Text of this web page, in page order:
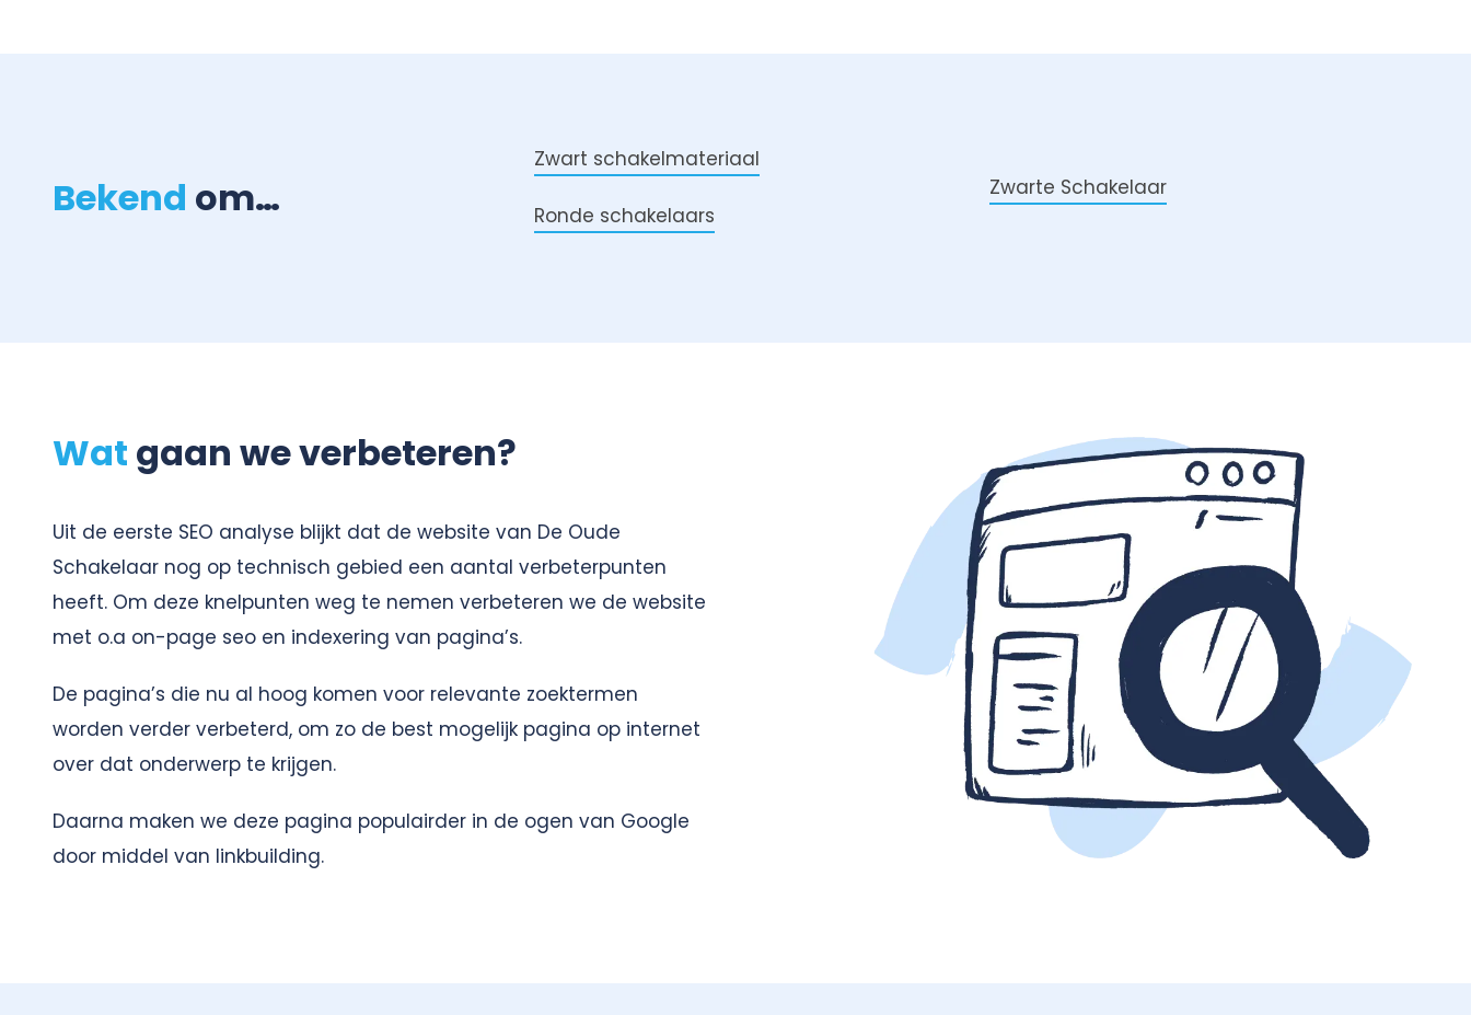
Bekend om…
Zwart schakelmateriaal
Ronde schakelaars
Zwarte Schakelaar
Wat gaan we verbeteren?
Uit de eerste SEO analyse blijkt dat de website van De Oude
Schakelaar nog op technisch gebied een aantal verbeterpunten
heeft. Om deze knelpunten weg te nemen verbeteren we de website
met o.a on-page seo en indexering van pagina’s.
De pagina’s die nu al hoog komen voor relevante zoektermen
worden verder verbeterd, om zo de best mogelijk pagina op internet
over dat onderwerp te krijgen.
Daarna maken we deze pagina populairder in de ogen van Google
door middel van linkbuilding.